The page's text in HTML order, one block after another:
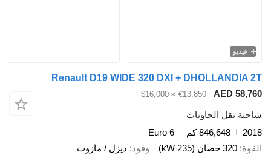
فيديو
Renault D19 WIDE 320 DXI + DHOLLANDIA 2T
AED 58,760
€13,850
≈ $16,000
شاحنة نقل الحاويات
2018
846,648 كم
Euro 6
القوة 320 حصان (235 kW) وقود ديزل / مازوت